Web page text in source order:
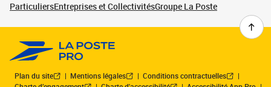
ParticuliersEntreprises et CollectivitésGroupe La Poste
Plan du site Mentions légales
Conditions contractuelles